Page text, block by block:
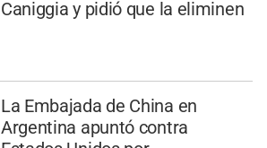
Caniggia y pidió que la eliminen
La Embajada de China en
Argentina apuntó contra